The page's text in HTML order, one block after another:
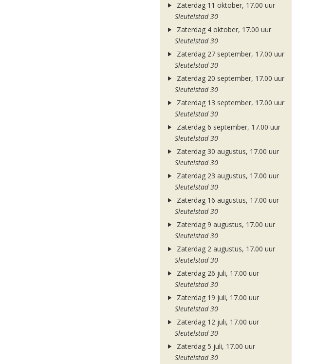
Zaterdag 11 oktober, 17.00 uur
Sleutelstad 30
Zaterdag 4 oktober, 17.00 uur
Sleutelstad 30
Zaterdag 27 september, 17.00 uur
Sleutelstad 30
Zaterdag 20 september, 17.00 uur
Sleutelstad 30
Zaterdag 13 september, 17.00 uur
Sleutelstad 30
Zaterdag 6 september, 17.00 uur
Sleutelstad 30
Zaterdag 30 augustus, 17.00 uur
Sleutelstad 30
Zaterdag 23 augustus, 17.00 uur
Sleutelstad 30
Zaterdag 16 augustus, 17.00 uur
Sleutelstad 30
Zaterdag 9 augustus, 17.00 uur
Sleutelstad 30
Zaterdag 2 augustus, 17.00 uur
Sleutelstad 30
Zaterdag 26 juli, 17.00 uur
Sleutelstad 30
Zaterdag 19 juli, 17.00 uur
Sleutelstad 30
Zaterdag 12 juli, 17.00 uur
Sleutelstad 30
Zaterdag 5 juli, 17.00 uur
Sleutelstad 30